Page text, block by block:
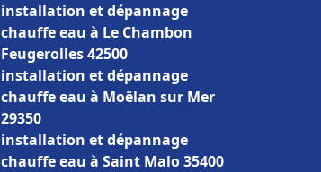
installation et dépannage
chauffe eau à Le Chambon
Feugerolles 42500
installation et dépannage
chauffe eau à Moëlan sur Mer
29350
installation et dépannage
chauffe eau à Saint Malo 35400